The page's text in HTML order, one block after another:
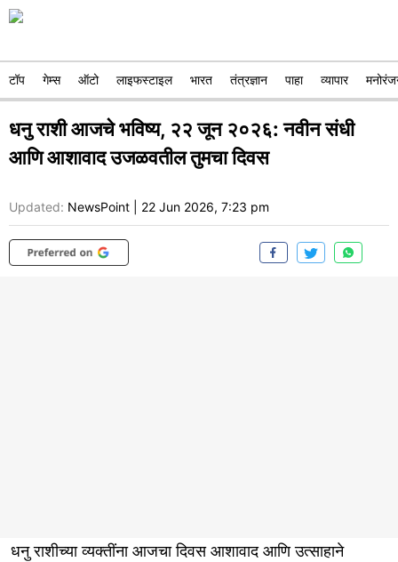
टॉप गेम्स ऑटो लाइफस्टाइल भारत तंत्रज्ञान पाहा व्यापार
धनु राशी आजचे भविष्य, २२ जून २०२६: नवीन संधी
आणि आशावाद उजळवतील तुमचा दिवस
Updated: NewsPoint 22 Jun 2026, 7:23 pm
धनु राशीच्या व्यक्तींना आजचा दिवस आशावाद आणि उत्साहाने